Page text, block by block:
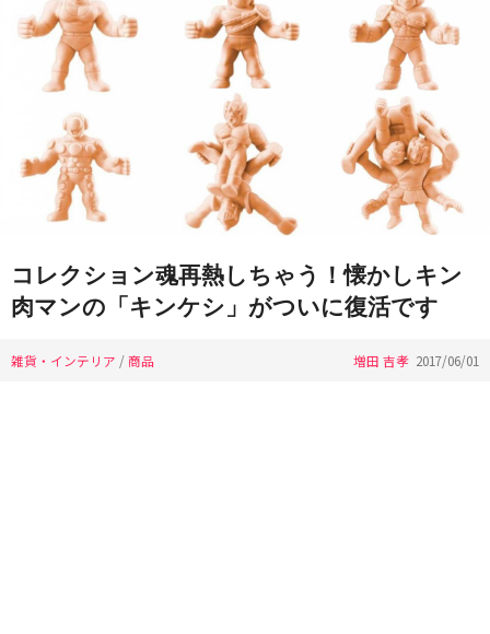
コレクション魂再熱しちゃう！懐かしキン
肉マンの「キンケシ」がついに復活です
雑貨・インテリア /商品 増田 吉孝 2017/06/01